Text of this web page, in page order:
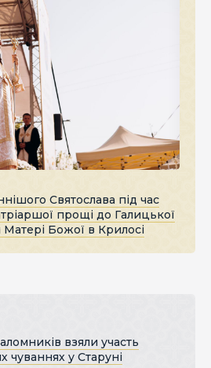
Святослава під час
прощі до Галицької
Матері Божої в Крилосі
взяли участь
чуваннях у Старуні